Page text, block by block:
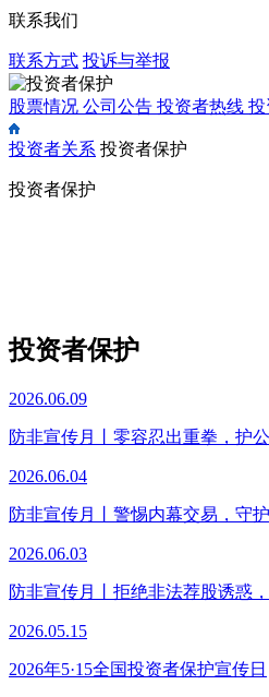
联系我们
联系方式 投诉与举报
股票情况 公司公告 投资者热线 投
投资者关系 投资者保护
投资者保护
投资者保护
2026.06.09
防非宣传月丨零容忍出重拳，护
2026.06.04
防非宣传月丨警惕内幕交易，守
2026.06.03
防非宣传月丨拒绝非法荐股诱惑
2026.05.15
2026年5·15全国投资者保护宣传日